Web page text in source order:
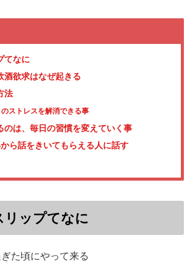
てなに
酒欲求はなぜ起きる
法
ストレスを解消できる事
のは、毎日の習慣を変えていく事
ら話をきいてもらえる人に話す
リップてなに
た頃にやって来る